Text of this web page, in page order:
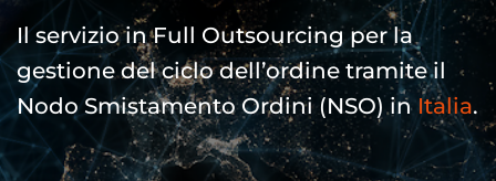
Il servizio in Full Outsourcing per la
gestione del ciclo dell’ordine tramite il
Nodo Smistamento Ordini (NSO) in Italia.